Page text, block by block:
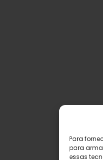
Para
para
essas